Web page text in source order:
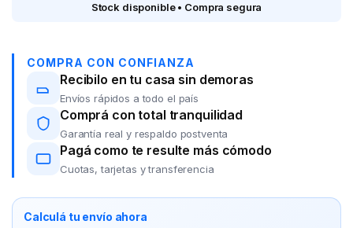
Stock disponible • Compra segura
COMPRA CON CONFIANZA
Recibilo en tu casa sin demoras
Envíos rápidos a todo el país
Comprá con total tranquilidad
Garantía real y respaldo postventa
Pagá como te resulte más cómodo
Cuotas, tarjetas y transferencia
Calculá tu envío ahora